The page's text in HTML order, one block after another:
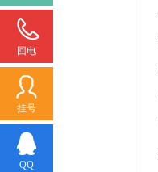
回电
挂号
QQ